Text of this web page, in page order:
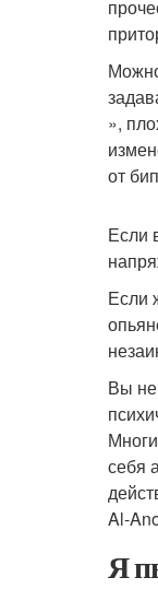
»,
от
Если
Если
Вы не
себя
Al-
Я